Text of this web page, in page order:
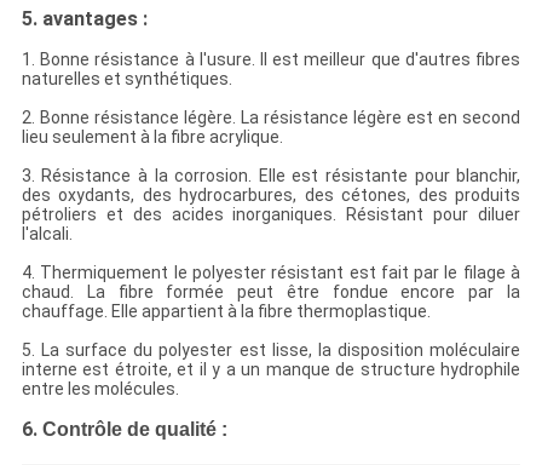
5.avantages :
1. Bonne résistance à l'usure. Il est meilleur que d'autres fibres
naturelles et synthétiques.
2. Bonne résistance légère. La résistance légère est en second
lieu seulement à la fibre acrylique.
3. Résistance à la corrosion. Elle est résistante pour blanchir,
des oxydants, des hydrocarbures, des cétones, des produits
pétroliers et des acides inorganiques. Résistant pour diluer
l'alcali.
4. Thermiquement le polyester résistant est fait par le filage à
chaud. La fibre formée peut être fondue encore par la
chauffage. Elle appartient à la fibre thermoplastique.
5. La surface du polyester est lisse, la disposition moléculaire
interne est étroite, et il y a un manque de structure hydrophile
entre les molécules.
6. Contrôle de qualité :